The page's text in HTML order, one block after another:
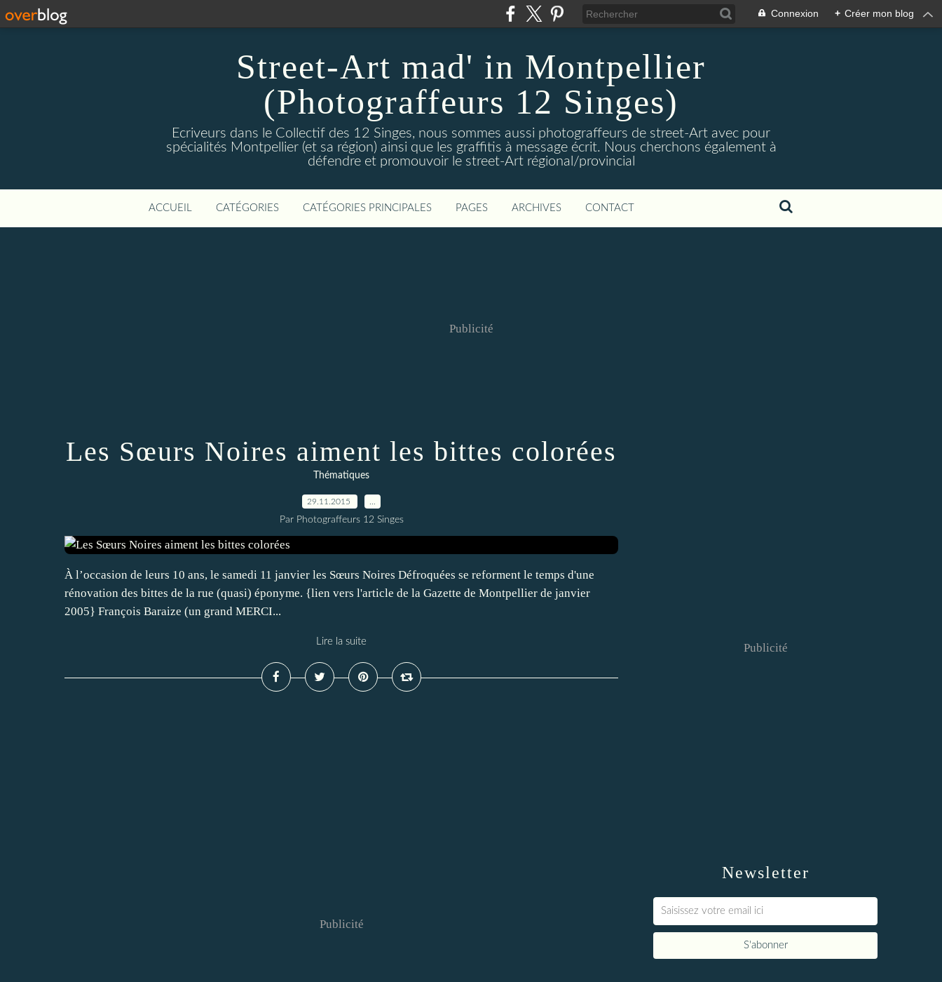
Connexion + Créer mon blog
Street-Art mad' in Montpellier
(Photograffeurs 12 Singes)
Ecriveurs dans le Collectif des 12 Singes, nous sommes aussi photograffeurs de street-Art avec pour
spécialités Montpellier (et sa région) ainsi que les graffitis à message écrit. Nous cherchons également à
défendre et promouvoir le street-Art régional/provincial
ACCUEIL CATÉGORIES CATÉGORIES PRINCIPALES PAGES ARCHIVES CONTACT
Publicité
Les Sœurs Noires aiment les bittes colorées
Thématiques
29.11.2015
Par Photograffeurs 12 Singes
À l’occasion de leurs 10 ans, le samedi 11 janvier les Sœurs Noires Défroquées se reforment le temps d'une
rénovation des bittes de la rue (quasi) éponyme. {lien vers l'article de la Gazette de Montpellier de janvier
2005} François Baraize (un grand MERCI...
Lire la suite
Publicité
Newsletter
Publicité